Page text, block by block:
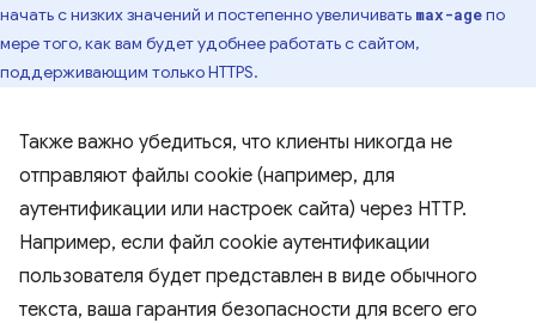
начать с низких значений и постепенно увеличивать max-ageпо
мере того, как вам будет удобнее работать с сайтом,
поддерживающим только HTTPS.
Также важно убедиться, что клиенты никогда не
отправляют файлы cookie (например, для
аутентификации или настроек сайта) через HTTP.
Например, если файл cookie аутентификации
пользователя будет представлен в виде обычного
текста, ваша гарантия безопасности для всего его